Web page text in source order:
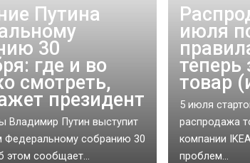
Путина
30
где и во
смотреть,
президент
Владимир Путин выступит
Федеральному собранию 30
этом сообщает...
июля
теперь
товар
5 июля
распродажа
компании
проблем...